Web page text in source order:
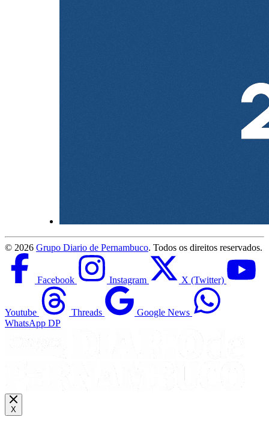
© 2026 Grupo Diario de Pernambuco. Todos os direitos reservados.
Facebook Instagram X (Twitter)
Youtube Threads
Google News
WhatsApp DP
X